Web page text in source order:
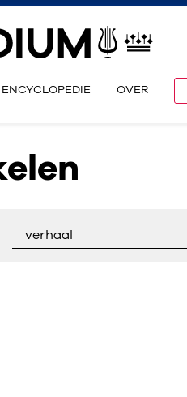
ENCYCLOPEDIE OVER
verhaal